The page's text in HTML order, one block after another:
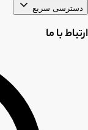
دسترسی سریع
ارتباط با ما